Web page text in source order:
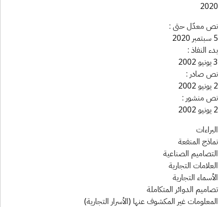
معدّل حتى :
النفاذ :
صادر :
منشور :
المنفعة
الصناعية
التجارية
التجارية
الدوائر المتكاملة
غير المكشوف عنها (الأسرار التجارية)